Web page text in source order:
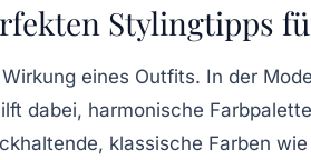
Stylingtipps
eines Outfits. In der
dabei, harmonische
klassische Farben